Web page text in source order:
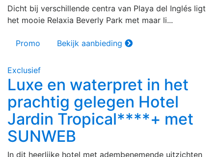
Dicht bij verschillende centra van Playa del Inglés ligt
het mooie Relaxia Beverly Park met maar li...
Promo Bekijk aanbieding
Exclusief
Luxe en waterpret in het
prachtig gelegen Hotel
Jardin Tropical****+ met
SUNWEB
In dit heerlijke hotel met adembenemende uitzichten